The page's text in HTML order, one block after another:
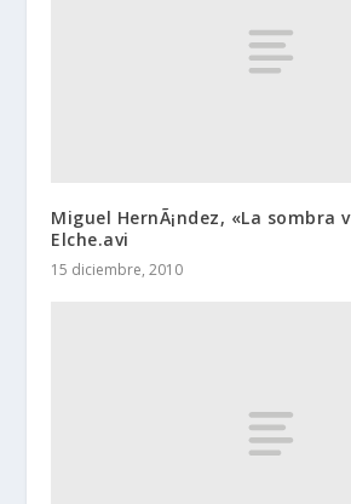
Miguel HernÃ¡ndez, «La sombra
Elche.avi
15 diciembre, 2010